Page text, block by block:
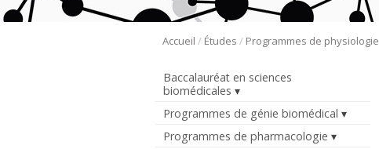
Accueil / Études / Programmes de physiologie
Baccalauréat en sciences
biomédicales
Programmes de génie biomédical
Programmes de pharmacologie